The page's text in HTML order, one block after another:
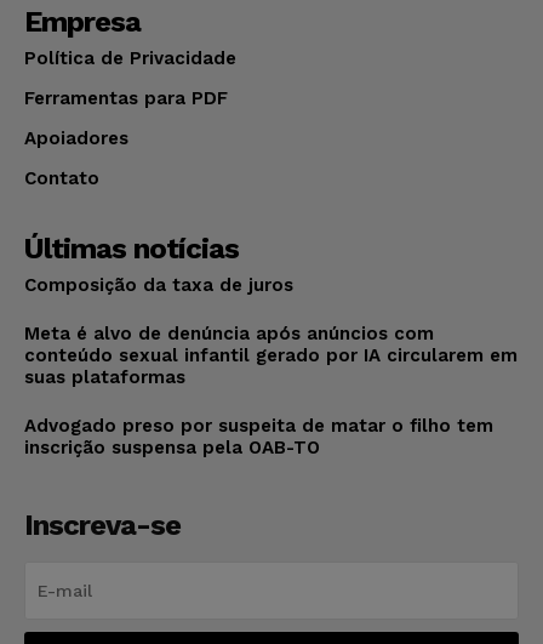
Empresa
Política de Privacidade
Ferramentas para PDF
Apoiadores
Contato
Últimas notícias
Composição da taxa de juros
Meta é alvo de denúncia após anúncios com
conteúdo sexual infantil gerado por IA circularem em
suas plataformas
Advogado preso por suspeita de matar o filho tem
inscrição suspensa pela OAB-TO
Inscreva-se